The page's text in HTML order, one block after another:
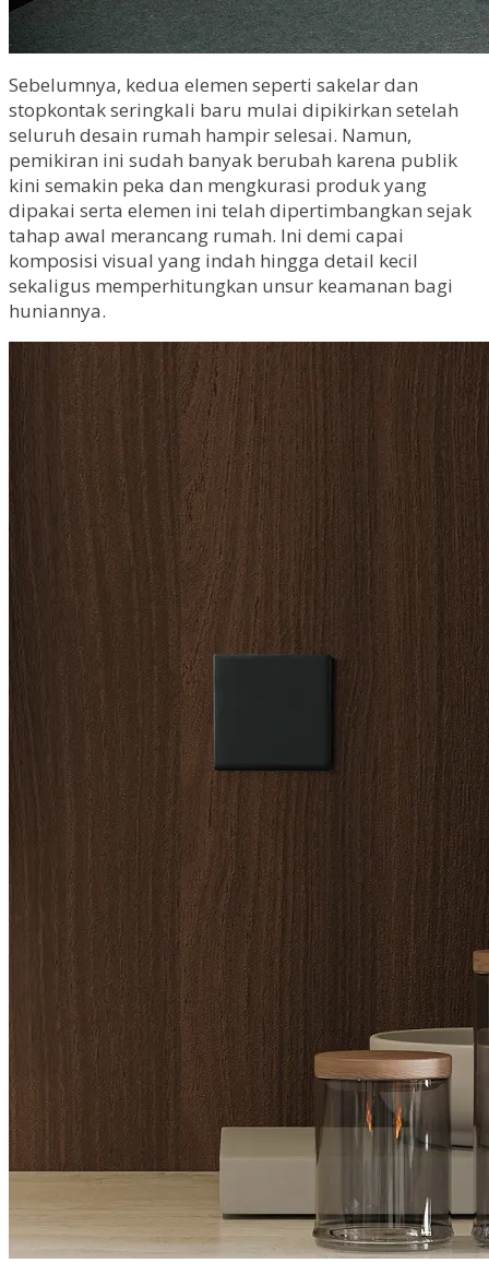
Sebelumnya, kedua elemen seperti sakelar dan
stopkontak seringkali baru mulai dipikirkan setelah
seluruh desain rumah hampir selesai. Namun,
pemikiran ini sudah banyak berubah karena publik
kini semakin peka dan mengkurasi produk yang
dipakai serta elemen ini telah dipertimbangkan sejak
tahap awal merancang rumah. Ini demi capai
komposisi visual yang indah hingga detail kecil
sekaligus memperhitungkan unsur keamanan bagi
huniannya.